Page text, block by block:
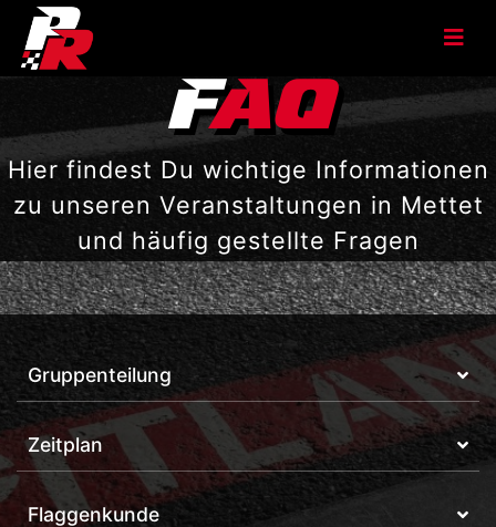
FAQ
Hier findest Du wichtige Informationen
zu unseren Veranstaltungen in Mettet
und häufig gestellte Fragen
Gruppenteilung
Zeitplan
Flaggenkunde